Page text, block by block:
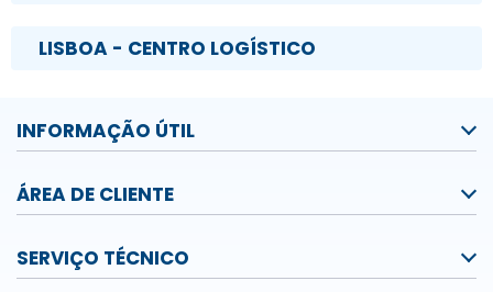
LISBOA - CENTRO LOGÍSTICO
INFORMAÇÃO ÚTIL
ÁREA DE CLIENTE
SERVIÇO TÉCNICO